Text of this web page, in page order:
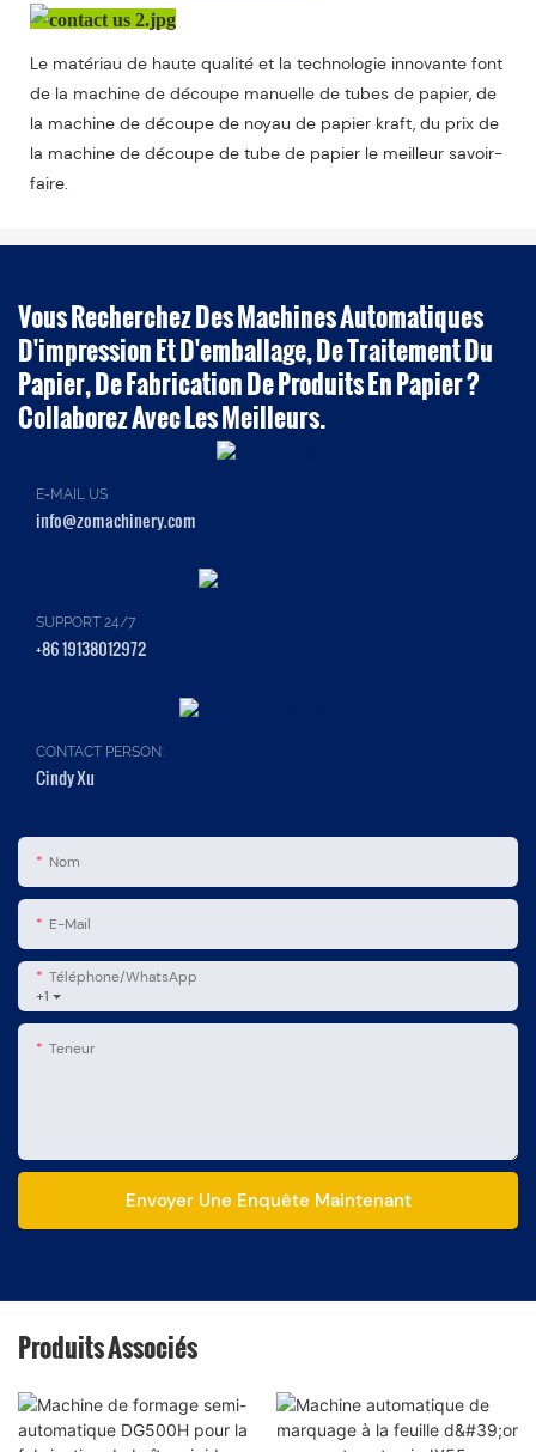
Le matériau de haute qualité et la technologie innovante font
de la machine de découpe manuelle de tubes de papier, de
la machine de découpe de noyau de papier kraft, du prix de
la machine de découpe de tube de papier le meilleur savoir-
faire.
Vous Recherchez Des Machines Automatiques
D'impression Et D'emballage, De Traitement Du
Papier, De Fabrication De Produits En Papier ?
Collaborez Avec Les Meilleurs.
E-MAIL US
info@zomachinery.com
SUPPORT 24/7
+86 19138012972
CONTACT PERSON:
Cindy Xu
Nom
E-Mail
+1
Téléphone/WhatsApp
Teneur
Envoyer Une Enquête Maintenant
Produits Associés